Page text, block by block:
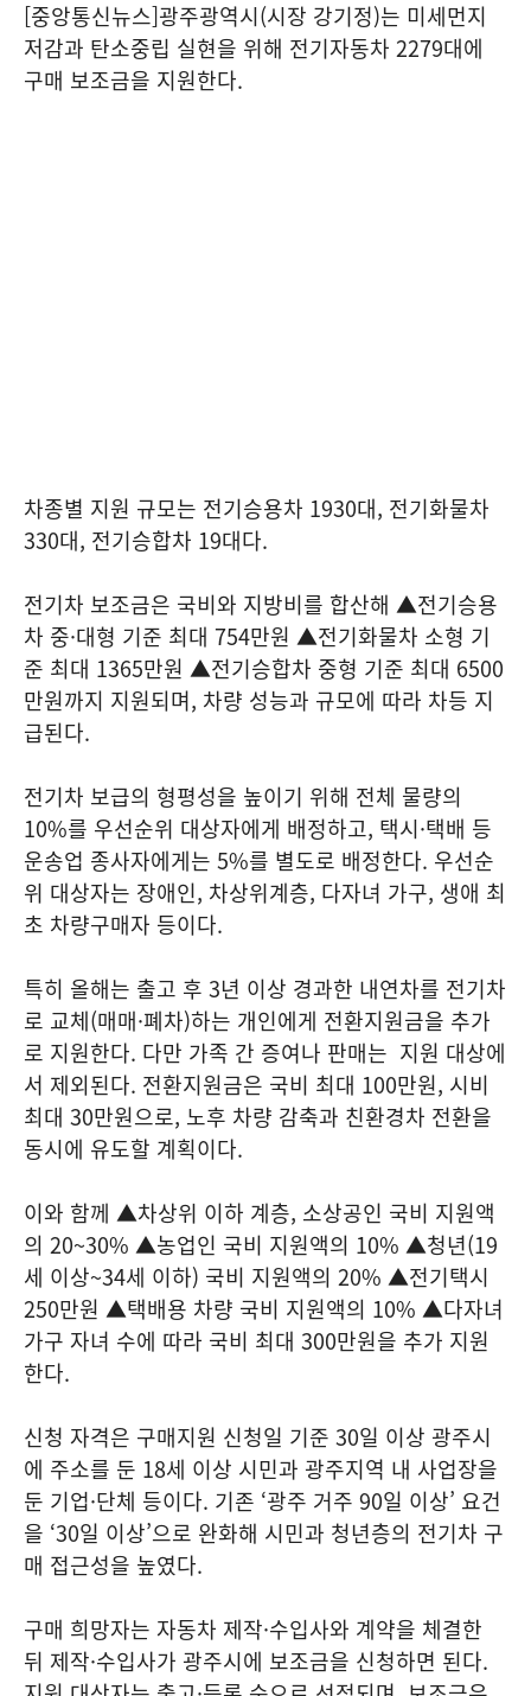
[중앙통신뉴스]광주광역시(시장 강기정)는 미세먼지
저감과 탄소중립 실현을 위해 전기자동차 2279대에
구매 보조금을 지원한다.
차종별 지원 규모는 전기승용차 1930대, 전기화물차
330대, 전기승합차 19대다.
전기차 보조금은 국비와 지방비를 합산해 ▲전기승용
차 중·대형 기준 최대 754만원 ▲전기화물차 소형 기
준 최대 1365만원 ▲전기승합차 중형 기준 최대 6500
만원까지 지원되며, 차량 성능과 규모에 따라 차등 지
급된다.
전기차 보급의 형평성을 높이기 위해 전체 물량의
10%를 우선순위 대상자에게 배정하고, 택시·택배 등
운송업 종사자에게는 5%를 별도로 배정한다. 우선순
위 대상자는 장애인, 차상위계층, 다자녀 가구, 생애 최
초 차량구매자 등이다.
특히 올해는 출고 후 3년 이상 경과한 내연차를 전기차
로 교체(매매·폐차)하는 개인에게 전환지원금을 추가
로 지원한다. 다만 가족 간 증여나 판매는 지원 대상에
서 제외된다. 전환지원금은 국비 최대 100만원, 시비
최대 30만원으로, 노후 차량 감축과 친환경차 전환을
동시에 유도할 계획이다.
이와 함께 ▲차상위 이하 계층, 소상공인 국비 지원액
의 20~30% ▲농업인 국비 지원액의 10% ▲청년(19
세 이상~34세 이하) 국비 지원액의 20% ▲전기택시
250만원 ▲택배용 차량 국비 지원액의 10% ▲다자녀
가구 자녀 수에 따라 국비 최대 300만원을 추가 지원
한다.
신청 자격은 구매지원 신청일 기준 30일 이상 광주시
에 주소를 둔 18세 이상 시민과 광주지역 내 사업장을
둔 기업·단체 등이다. 기존 ‘광주 거주 90일 이상’ 요건
을 ‘30일 이상’으로 완화해 시민과 청년층의 전기차 구
매 접근성을 높였다.
구매 희망자는 자동차 제작·수입사와 계약을 체결한
뒤 제작·수입사가 광주시에 보조금을 신청하면 된다.